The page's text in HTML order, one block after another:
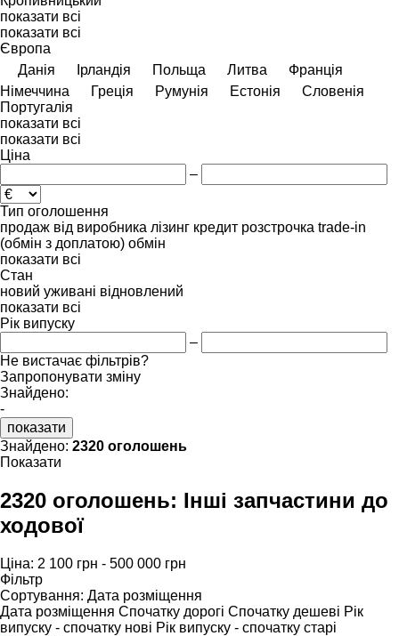
показати всі
показати всі
Європа
Данія
Ірландія Польща Литва
Франція
Німеччина
Греція Румунія Естонія
Словенія
Португалія
показати всі
показати всі
Ціна
–
Тип оголошення
продаж від виробника лізинг кредит розстрочка trade-in
(обмін з доплатою) обмін
показати всі
Стан
новий уживані відновлений
показати всі
Рік випуску
–
Не вистачає фільтрів?
Запропонувати зміну
Знайдено:
-
показати
Знайдено: 2320 оголошень
Показати
2320 оголошень: Інші запчастини до
ходової
Ціна: 2 100 грн - 500 000 грн
Фільтр
Сортування: Дата розміщення
Дата розміщення Спочатку дорогі Спочатку дешеві Рік
випуску - спочатку нові Рік випуску - спочатку старі